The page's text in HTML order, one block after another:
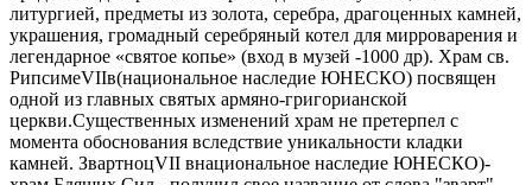
литургией, предметы из золота, серебра, драгоценных камней,
украшения, громадный серебряный котел для мирроварения и
легендарное «святое копье» (вход в музей -1000 др). Храм св.
РипсимеVIIв(национальное наследие ЮНЕСКО) посвящен
одной из главных святых армяно-григорианской
церкви.Существенных изменений храм не претерпел с
момента обоснования вследствие уникальности кладки
камней. ЗвартноцVII внациональное наследие ЮНЕСКО)-